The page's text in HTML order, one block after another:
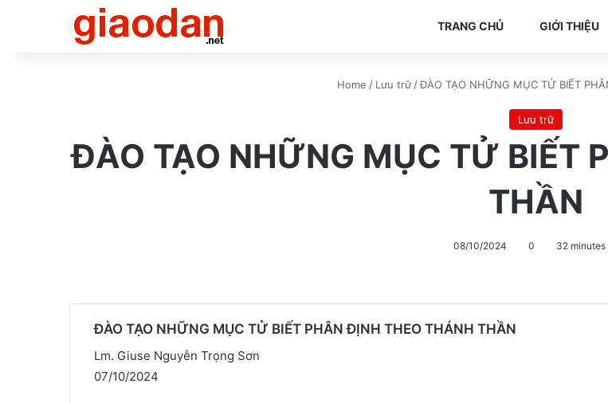
TRANG CHỦ GIỚI THIỆU
Home / Lưu trữ /ĐÀO TẠO NHỮNG MỤC TỬ BIẾT
Lưu trữ
ĐÀO TẠO NHỮNG MỤC TỬ BIẾT
THẦN
08/10/2024 0 32 minutes
ĐÀO TẠO NHỮNG MỤC TỬ BIẾT PHÂN ĐỊNH THEO THÁNH THẦN
Lm. Giuse Nguyễn Trọng Sơn
07/10/2024